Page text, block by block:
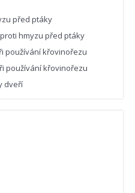
před ptáky
hmyzu před ptáky
používání křovinořezu
používání křovinořezu
dveří